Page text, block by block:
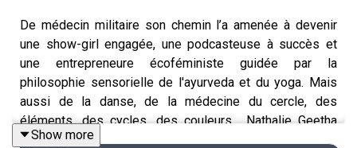
De médecin militaire son chemin l’a amenée à devenir
une show-girl engagée, une podcasteuse à succès et
une entrepreneure écoféministe guidée par la
philosophie sensorielle de l'ayurveda et du yoga. Mais
aussi de la danse, de la médecine du cercle, des
éléments, des cycles, des couleurs... Nathalie Geetha
Babouraj se nourrit de tout ce qui l’entoure, à commencer
Show more